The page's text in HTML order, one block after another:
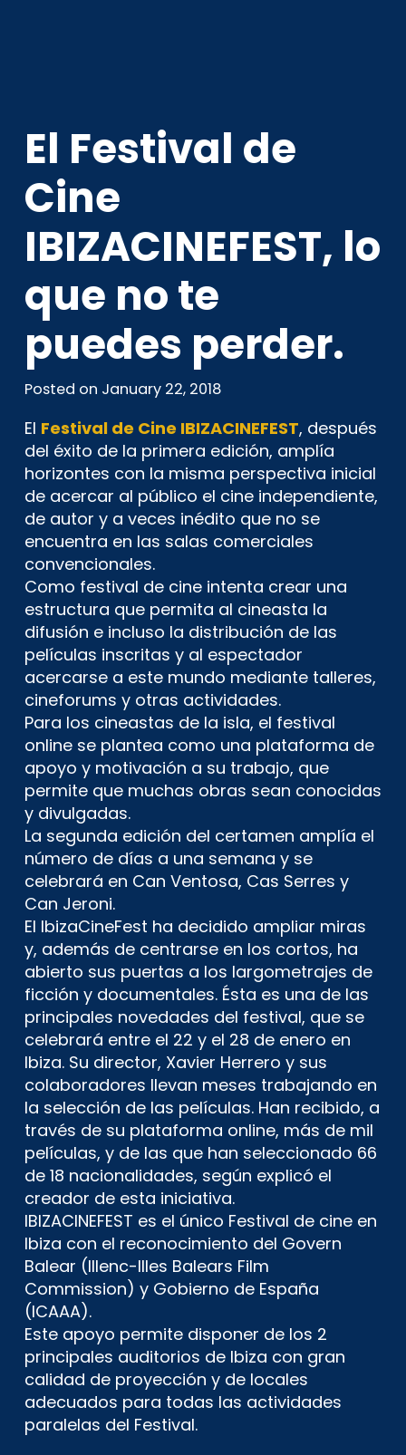
El Festival de
Cine
IBIZACINEFEST, lo
que no te
puedes perder.
Posted on January 22, 2018
El Festival de Cine IBIZACINEFEST, después
del éxito de la primera edición, amplía
horizontes con la misma perspectiva inicial
de acercar al público el cine independiente,
de autor y a veces inédito que no se
encuentra en las salas comerciales
convencionales.
Como festival de cine intenta crear una
estructura que permita al cineasta la
difusión e incluso la distribución de las
películas inscritas y al espectador
acercarse a este mundo mediante talleres,
cineforums y otras actividades.
Para los cineastas de la isla, el festival
online se plantea como una plataforma de
apoyo y motivación a su trabajo, que
permite que muchas obras sean conocidas
y divulgadas.
La segunda edición del certamen amplía el
número de días a una semana y se
celebrará en Can Ventosa, Cas Serres y
Can Jeroni.
El IbizaCineFest ha decidido ampliar miras
y, además de centrarse en los cortos, ha
abierto sus puertas a los largometrajes de
ficción y documentales. Ésta es una de las
principales novedades del festival, que se
celebrará entre el 22 y el 28 de enero en
Ibiza. Su director, Xavier Herrero y sus
colaboradores llevan meses trabajando en
la selección de las películas. Han recibido, a
través de su plataforma online, más de mil
películas, y de las que han seleccionado 66
de 18 nacionalidades, según explicó el
creador de esta iniciativa.
IBIZACINEFEST es el único Festival de cine en
Ibiza con el reconocimiento del Govern
Balear (Illenc-Illes Balears Film
Commission) y Gobierno de España
(ICAAA).
Este apoyo permite disponer de los 2
principales auditorios de Ibiza con gran
calidad de proyección y de locales
adecuados para todas las actividades
paralelas del Festival.